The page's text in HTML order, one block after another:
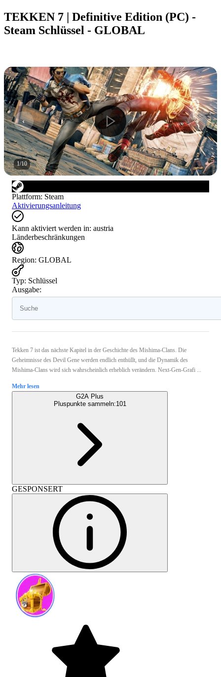
TEKKEN 7 | Definitive Edition (PC) -
Steam Schlüssel - GLOBAL
1/10
Plattform: Steam
Aktivierungsanleitung
Kann aktiviert werden in: austria
Länderbeschränkungen
Region: GLOBAL
Typ: Schlüssel
Ausgabe:
Tekken 7 ist das nächste Kapitel in der Geschichte des Mishima-Clans. Die
Geheimnisse des Devil Gene werden endlich enthüllt, und die Dynamik des
Mishima-Clans wird sich wahrscheinlich erheblich verändern. Next-Gen-Grafi ...
Mehr lesen
G2A Plus
Pluspunkte sammeln:101
GESPONSERT